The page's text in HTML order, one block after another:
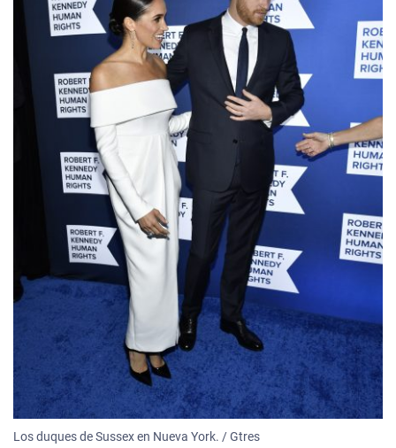
Los duques de Sussex en Nueva York. / Gtres